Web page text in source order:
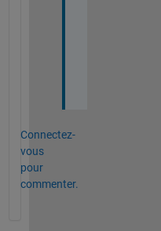
Connectez-
vous
pour
commenter.